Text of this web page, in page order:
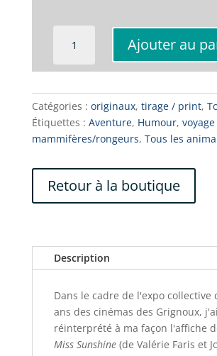
AFFICHE
Miss
Sunshine
Ajouter au
Catégories : originaux, tirage / print,
Étiquettes : Aventure, Humour, voyage
mammifères/rongeurs, Tous les
Retour à la boutique
Description
Dans le cadre de l'expo collective
ans des cinémas des Grignoux, j'ai
réinterprété à ma façon l'affiche
Miss Sunshine(de Valérie Faris et